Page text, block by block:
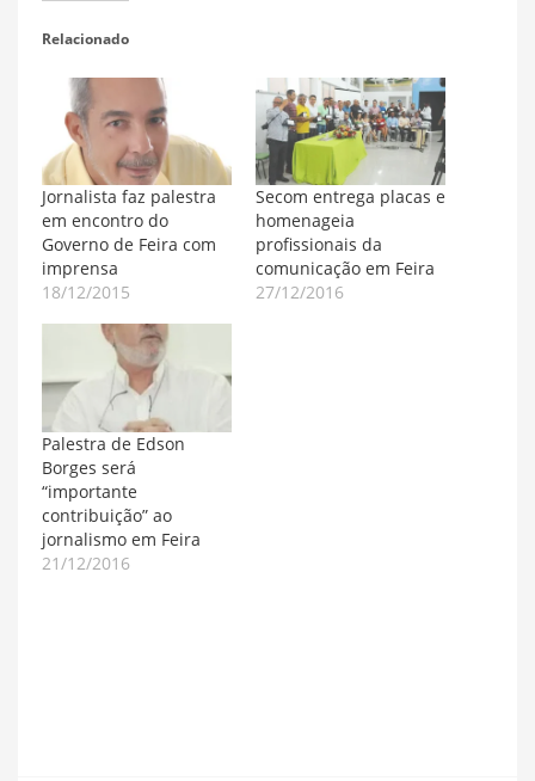
Relacionado
Jornalista faz palestra
em encontro do
Governo de Feira com
imprensa
18/12/2015
Secom entrega placas e
homenageia
profissionais da
comunicação em Feira
27/12/2016
Palestra de Edson
Borges será
“importante
contribuição” ao
jornalismo em Feira
21/12/2016